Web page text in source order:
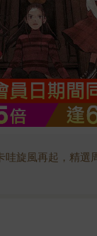
旋風再起，精選